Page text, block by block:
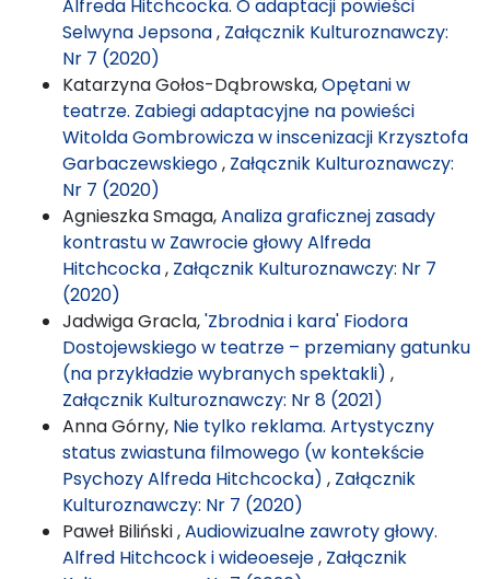
Alfreda Hitchcocka. O adaptacji powieści
Selwyna Jepsona, Załącznik Kulturoznawczy:
Nr 7 (2020)
Katarzyna Gołos-Dąbrowska,Opętani w
teatrze. Zabiegi adaptacyjne na powieści
Witolda Gombrowicza w inscenizacji Krzysztofa
Garbaczewskiego, Załącznik Kulturoznawczy:
Nr 7 (2020)
Agnieszka Smaga,Analiza graficznej zasady
kontrastu w Zawrocie głowy Alfreda
Hitchcocka, Załącznik Kulturoznawczy: Nr 7
(2020)
Jadwiga Gracla,'Zbrodnia i kara' Fiodora
Dostojewskiego w teatrze – przemiany gatunku
(na przykładzie wybranych spektakli) ,
Załącznik Kulturoznawczy: Nr 8 (2021)
Anna Górny, Nie tylko reklama. Artystyczny
status zwiastuna filmowego (w kontekście
Psychozy Alfreda Hitchcocka) , Załącznik
Kulturoznawczy: Nr 7 (2020)
Paweł Biliński ,Audiowizualne zawroty głowy.
Alfred Hitchcock i wideoeseje, Załącznik